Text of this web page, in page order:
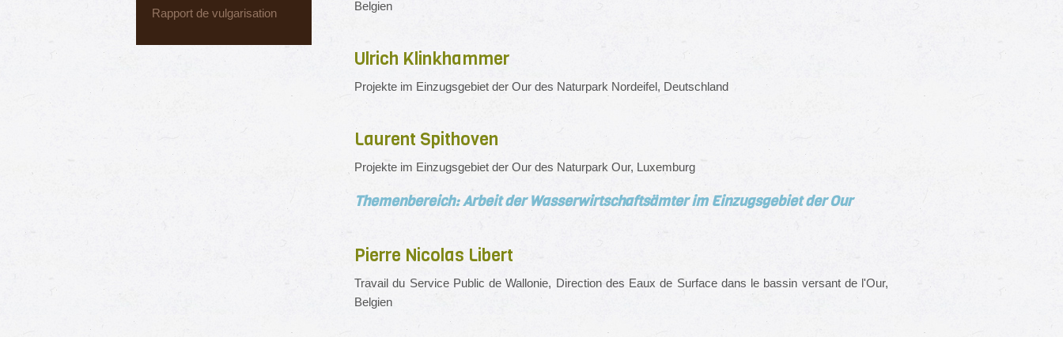
Rapport de vulgarisation
Belgien
Ulrich Klinkhammer
Projekte im Einzugsgebiet der Our des Naturpark Nordeifel, Deutschland
Laurent Spithoven
Projekte im Einzugsgebiet der Our des Naturpark Our, Luxemburg
Themenbereich: Arbeit der Wasserwirtschaftsämter im Einzugsgebiet der Our
Pierre Nicolas Libert
Travail du Service Public de Wallonie, Direction des Eaux de Surfacedans le bassin versant de l'Our,
Belgien